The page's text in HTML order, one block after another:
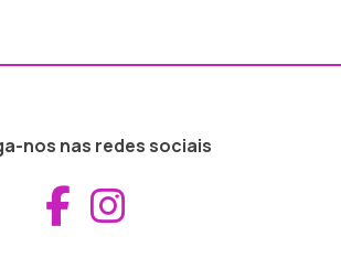
nos nas redes sociais
Aceder ao